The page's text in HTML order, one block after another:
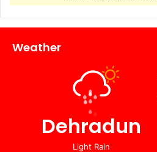
Weather
Dehradun
Light Rain